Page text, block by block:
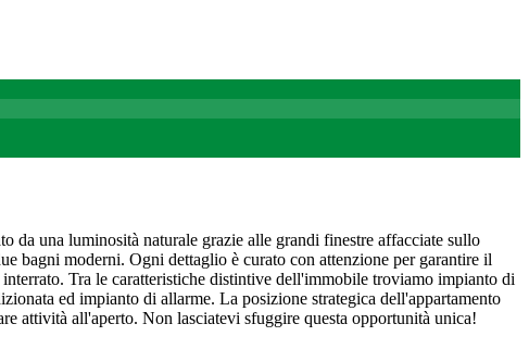
da una luminosità naturale grazie alle grandi finestre affacciate sullo
bagni moderni. Ogni dettaglio è curato con attenzione per garantire il
Tra le caratteristiche distintive dell'immobile troviamo impianto di
ed impianto di allarme. La posizione strategica dell'appartamento
attività all'aperto. Non lasciatevi sfuggire questa opportunità unica!